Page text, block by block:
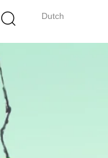
Dutch